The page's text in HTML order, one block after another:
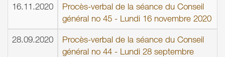
16.11.2020
Procès-verbal de la séance du Conseil
général no 45 - Lundi 16 novembre 2020
28.09.2020
Procès-verbal de la séance du Conseil
général no 44 - Lundi 28 septembre